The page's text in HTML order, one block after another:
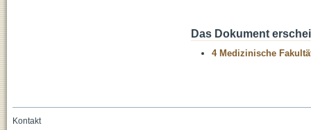
Das Dokument
4 Medizinische
Kontakt